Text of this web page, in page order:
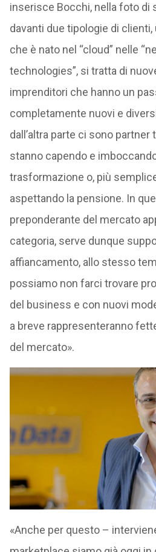
inserisce Bocchi, nella foto di
davanti due tipologie di
che è nato nel “cloud” nelle
technologies”, si tratta di
imprenditori che hanno un
completamente nuovi e
dall’altra parte ci sono partner
stanno capendo e
trasformazione o, più
aspettando la pensione. In
preponderante del mercato
categoria, serve dunque
affiancamento, allo stesso
possiamo non farci trovare
del business e con nuovi
a breve rappresenteranno
del mercato».
«Anche per questo –